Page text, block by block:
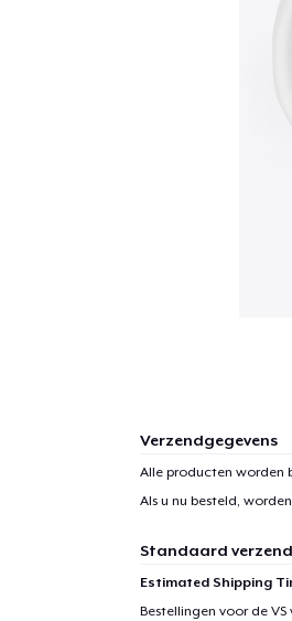
Verzendgegevens
Alle producten worden
Als u nu besteld,
Standaard
Estimated Shipping
Bestellingen voor de